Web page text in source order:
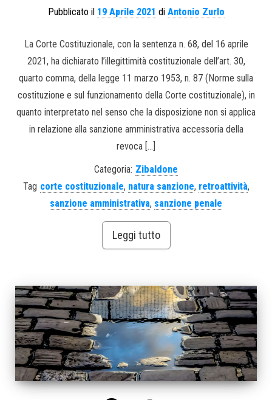
Pubblicato il 19 Aprile 2021 di Antonio Zurlo
La Corte Costituzionale, con la sentenza n. 68, del 16 aprile
2021, ha dichiarato l’illegittimità costituzionale dell’art. 30,
quarto comma, della legge 11 marzo 1953, n. 87 (Norme sulla
costituzione e sul funzionamento della Corte costituzionale), in
quanto interpretato nel senso che la disposizione non si applica
in relazione alla sanzione amministrativa accessoria della
revoca […]
Categoria: Zibaldone
Tag corte costituzionale, natura sanzione, retroattività,
sanzione amministrativa, sanzione penale
Leggi tutto